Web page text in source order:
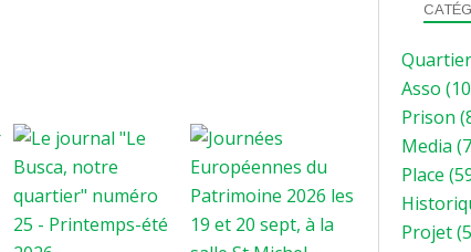
Quartier
Asso
Prison
Media
Place
Projet